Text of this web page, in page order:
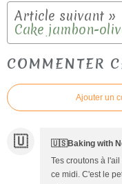
Cake jambon-
COMMENTER
Ajouter un
🇺 🇺🇸Baking with
Tes croutons à
ce midi. C'est le